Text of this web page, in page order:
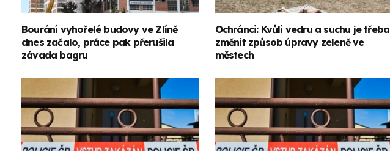
Bourání vyhořelé budovy ve Zlíně
dnes začalo, práce pak přerušila
závada bagru
Ochránci: Kvůli vedru a suchu je třeba
změnit způsob úpravy zeleně ve
městech